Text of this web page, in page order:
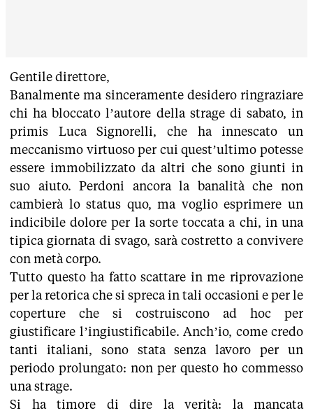
Gentile direttore,
Banalmente ma sinceramente desidero ringraziare
chi ha bloccato l’autore della strage di sabato, in
primis Luca Signorelli, che ha innescato un
meccanismo virtuoso per cui quest’ultimo potesse
essere immobilizzato da altri che sono giunti in
suo aiuto. Perdoni ancora la banalità che non
cambierà lo status quo, ma voglio esprimere un
indicibile dolore per la sorte toccata a chi, in una
tipica giornata di svago, sarà costretto a convivere
con metà corpo.
Tutto questo ha fatto scattare in me riprovazione
per la retorica che si spreca in tali occasioni e per le
coperture che si costruiscono ad hoc per
giustificare l’ingiustificabile. Anch’io, come credo
tanti italiani, sono stata senza lavoro per un
periodo prolungato: non per questo ho commesso
una strage.
Si ha timore di dire la verità: la mancata